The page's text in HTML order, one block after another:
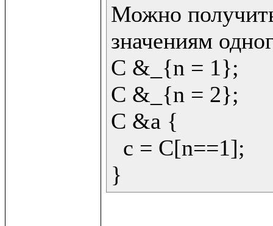
Можно
значениям
C &_{n = 1};
C &_{n = 2};
C &a {